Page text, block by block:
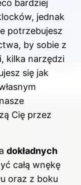
bardziej
jednak
potrzebujesz
by sobie z
kilka narzędzi
się jak
Cię przez
dokładnych
całą wnękę
oraz z boku